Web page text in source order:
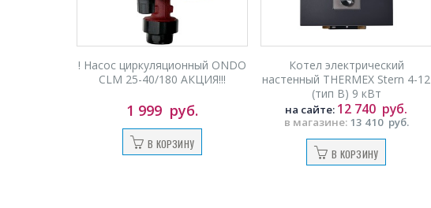
! Насос циркуляционный ONDO
CLM 25-40/180 АКЦИЯ!!!
1 999 руб.
В КОРЗИНУ
Котел электрический
настенный THERMEX Stern 4-12
(тип В) 9 кВт
в магазине: 13 410 руб.
на сайте: 12 740 руб.
В КОРЗИНУ